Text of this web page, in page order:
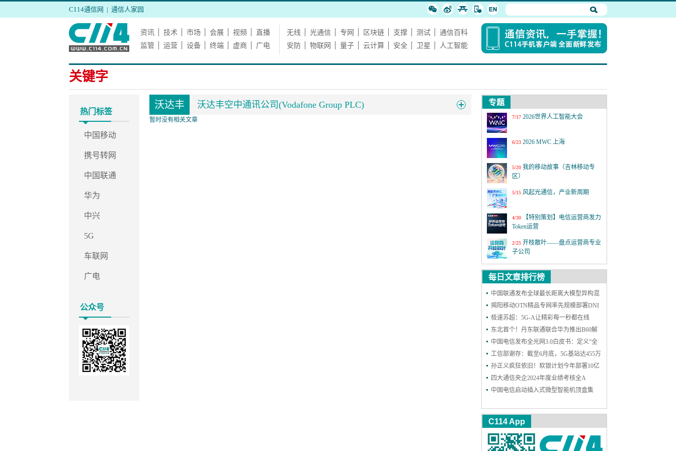
C114通信网 | 通信人家园
资讯 技术 市场 会展 视频
直播
监管
运营 设备 终端 虚商 广电
无线 光通信 专网 区块链 支撑 测试
通信百科
安防
物联网 量子 云计算 安全 卫星 人工智能
关键字
热门标签
中国移动
携号转网
中国联通
华为
中兴
5G
车联网
广电
公众号
沃达丰 沃达丰空中通讯公司(Vodafone Group PLC)
暂时没有相关文章
专题
7/17 2026世界人工智能大会
6/23 2026 MWC 上海
5/20 我的移动故事（吉林移动专
区）
5/15 风起光通信，产业新周期
4/30
【特别策划】电信运营商发力
Token运营
2/25 开枝散叶——盘点运营商专业
子公司
MWC26世界移动通信大会
12/18 第四届6G前沿技术与趋势论
坛
11/19 激情全运 移起AI：5G-A全民
看全运 粤近粤精彩
11/18 上海铁塔十一周年：善建不
拔十一载，锐意进取向未来
9/24 2025年中国国际信息通信展览
会
9/9 第二十六届中国国际光电博览
每日文章排行榜
中国联通发布全球最长距离大模型异构混
训成果
揭阳移动OTN精品专网率先规模部署DNI
保护，实现高可靠能力再升级
极速苏超：5G-A让精彩每一秒都在线
东北首个！丹东联通联合华为推出B60解
决方案，一站式护航企业网络和安防
中国电信发布全光网3.0白皮书：定义“全
光智联”，2030年能力基本达成
工信部谢存：截至6月底，5G基站达455万
个 5G用户达11.18亿户
孙正义疯狂依旧！软银计划今年部署10亿
个AI智能体
四大通信央企2024年度业绩考核全A
中国电信启动插入式微型智能机顶盒集
C114 App